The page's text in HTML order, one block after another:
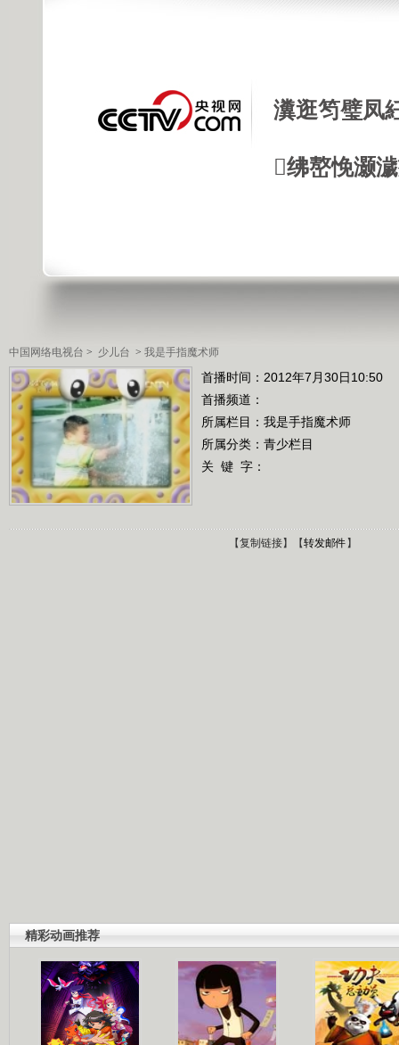
瀵逛笉璧凤
绋嶅悗灏
中国网络电视台 > 少儿台 > 我是手指魔术师
首播时间：2012年7月30日10:50
首播频道：
所属栏目： 我是手指魔术师
所属分类：青少栏目
关 键 字：
【复制链接】【转发邮件】
精彩动画推荐